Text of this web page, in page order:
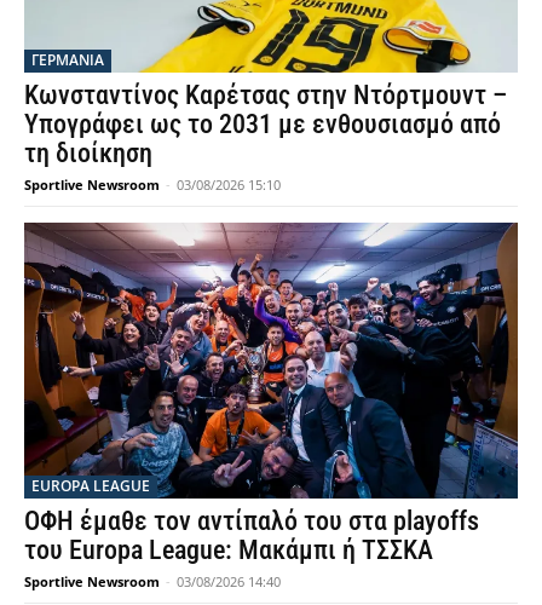
ΓΕΡΜΑΝΙΑ
Κωνσταντίνος Καρέτσας στην Ντόρτμουντ –
Υπογράφει ως το 2031 με ενθουσιασμό από
τη διοίκηση
Sportlive Newsroom - 03/08/2026 15:10
EUROPA LEAGUE
ΟΦΗ έμαθε τον αντίπαλό του στα playoffs
του Europa League: Μακάμπι ή ΤΣΣΚΑ
Sportlive Newsroom - 03/08/2026 14:40